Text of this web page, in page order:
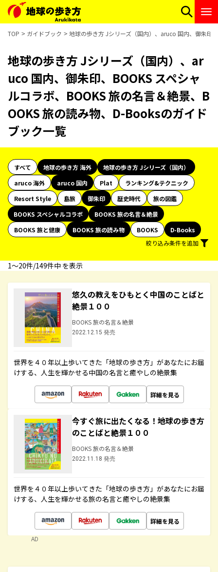
TOP ガイドブック 地球の歩き方 Jシリーズ（国内）、aruco 国内、御朱印
地球の歩き方 Jシリーズ（国内）、ar
uco 国内、御朱印、BOOKS スペシャ
ルコラボ、BOOKS 旅の名言＆絶景、B
OOKS 旅の読み物、D-Booksのガイド
ブック一覧
すべて 地球の歩き方 海外
地球の歩き方 Jシリーズ（国内）
aruco 海外
aruco 国内 Plat
ランキング&テクニック
Resort Style
島旅 御朱印 歴史時代
旅の図鑑
BOOKS スペシャルコラボ
BOOKS 旅の名言＆絶景
BOOKS 旅と健康
BOOKS 旅の読み物 BOOKS
D-Books
絞り込み条件を追加
1〜20件/149件中 を表示
悠久の教えをひもとく中国のことばと
絶景１００
BOOKS 旅の名言＆絶景
2022.12.15 発売
世界を４０年以上歩いてきた「地球の歩き方」があなたにお届
けする、人生を輝かせる中国の名言と癒やしの絶景集
詳細を見る
今すぐ旅に出たくなる！地球の歩き方
のことばと絶景１００
BOOKS 旅の名言＆絶景
2022.11.18 発売
世界を４０年以上歩いてきた「地球の歩き方」があなたにお届
けする、人生を輝かせる旅の名言と癒やしの絶景集
詳細を見る
AD